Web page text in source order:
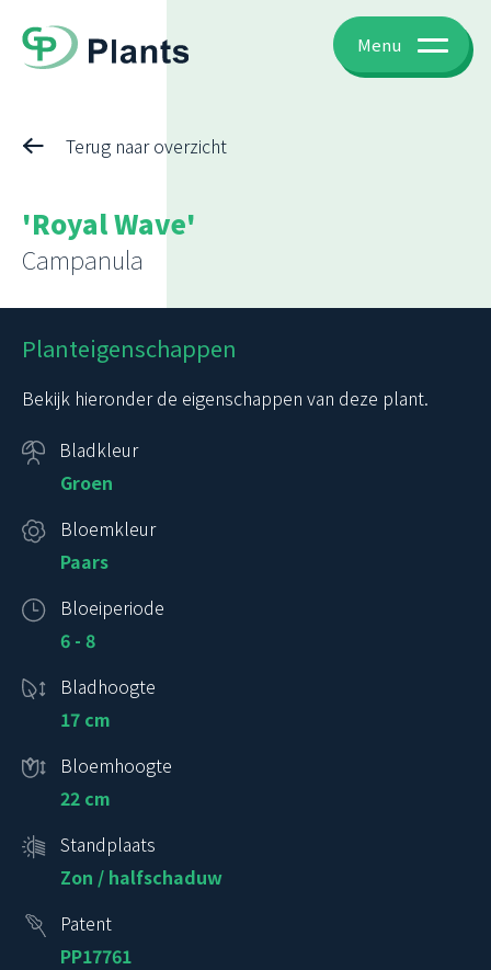
Menu
Terug naar overzicht
'Royal Wave'
Campanula
Planteigenschappen
Bekijk hieronder de eigenschappen van deze plant.
Bladkleur
Groen
Bloemkleur
Paars
Bloeiperiode
6 - 8
Bladhoogte
17 cm
Bloemhoogte
22 cm
Standplaats
Zon / halfschaduw
Patent
PP17761